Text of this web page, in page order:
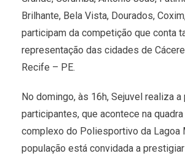
Brilhante, Bela Vista, Dourados,
participam da competição que conta
representação das cidades de
Recife – PE.
No domingo, às 16h, Sejuvel realiza
participantes, que acontece na
complexo do Poliesportivo da Lagoa
população está convidada a